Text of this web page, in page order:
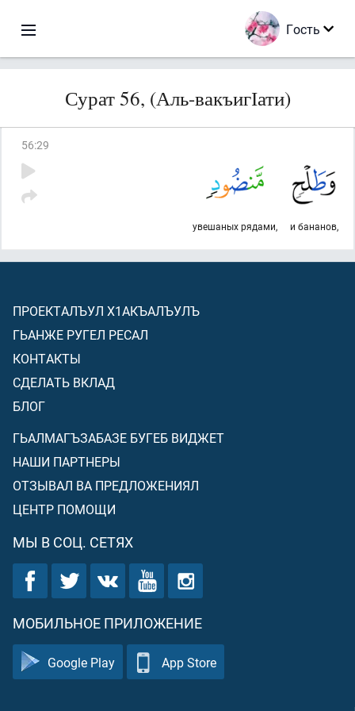
Гость
Сурат 56, (Аль-вакъигІати)
56:29
и бананов,
увешаных рядами,
ПРОЕКТАЛЪУЛ Х1АКЪАЛЪУЛЪ
ГЬАНЖЕ РУГЕЛ РЕСАЛ
КОНТАКТЫ
СДЕЛАТЬ ВКЛАД
БЛОГ
ГЬАЛМАГЪЗАБАЗЕ БУГЕБ ВИДЖЕТ
НАШИ ПАРТНЕРЫ
ОТЗЫВАЛ ВА ПРЕДЛОЖЕНИЯЛ
ЦЕНТР ПОМОЩИ
МЫ В СОЦ. СЕТЯХ
МОБИЛЬНОЕ ПРИЛОЖЕНИЕ
Google Play App Store